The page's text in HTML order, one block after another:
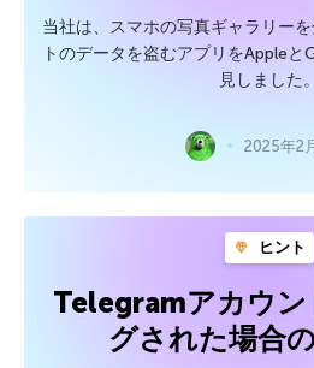
当社は、スマホの写真ギャラリー
トのデータを盗むアプリをApple
見しました。
2025年2
ヒント
Telegramアカウン
グされた場合